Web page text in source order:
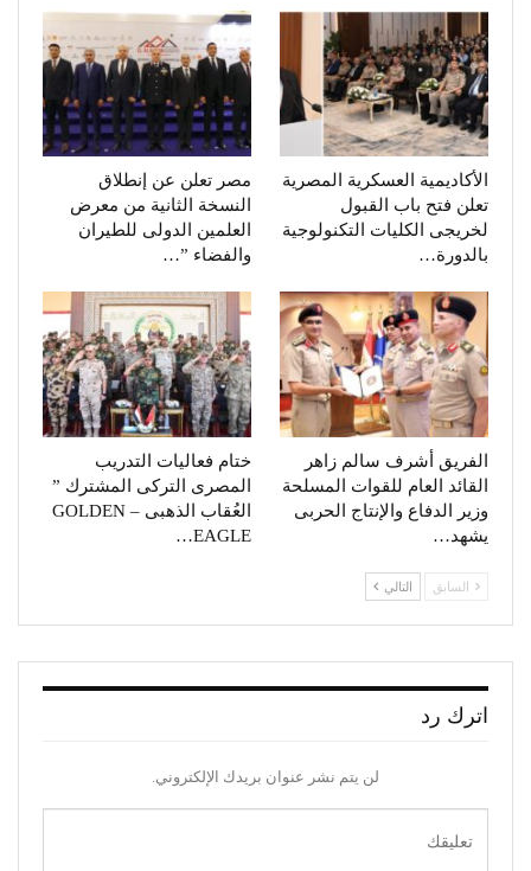
الأكاديمية العسكرية المصرية
تعلن فتح باب القبول
لخريجى الكليات التكنولوجية
بالدورة…
مصر تعلن عن إنطلاق
النسخة الثانية من معرض
العلمين الدولى للطيران
والفضاء ”…
الفريق أشرف سالم زاهر
القائد العام للقوات المسلحة
وزير الدفاع والإنتاج الحربى
يشهد…
ختام فعاليات التدريب
المصرى التركى المشترك ”
العُقاب الذهبى – GOLDEN
EAGLE…
السابق التالي
اترك رد
لن يتم نشر عنوان بريدك الإلكتروني.